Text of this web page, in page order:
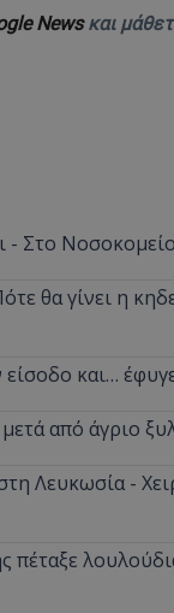
Newsκαι
- Στο
θα γίνει η
και…
από άγριο
Λευκωσία -
πέταξε